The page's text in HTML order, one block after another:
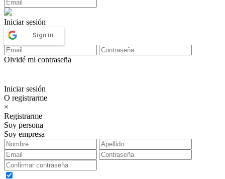
Iniciar sesión
Sign in
Olvidé mi contraseña
Iniciar sesión
O registrarme
×
Registrarme
Soy persona
Soy empresa